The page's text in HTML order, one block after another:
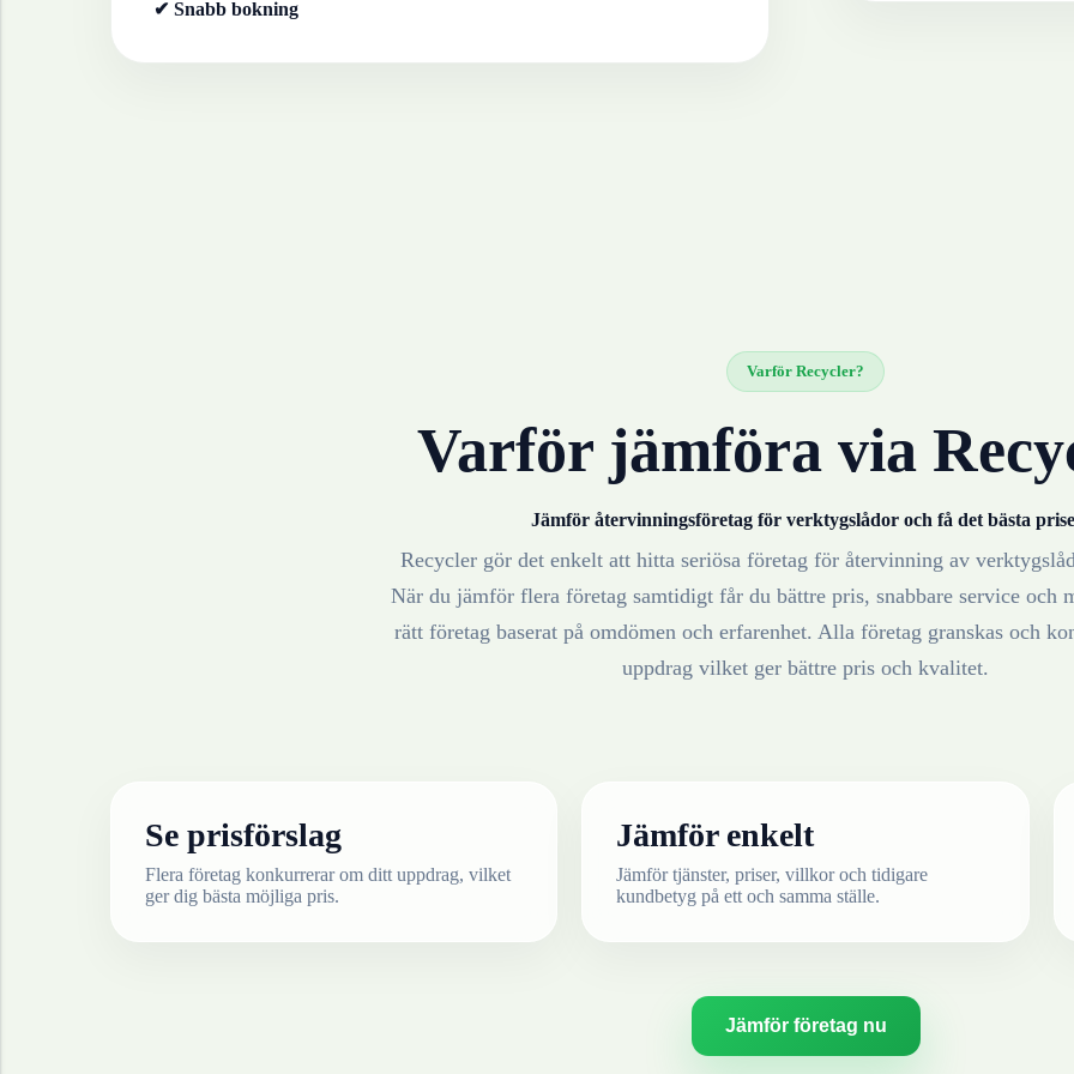
✔ Snabb bokning
Varför Recycler?
Varför jämföra via
Jämför återvinningsföretag för verktygslådoroch få det bästa
Recycler gör det enkelt att hitta seriösa företag för återvinning av
När du jämför flera företag samtidigt får du bättre pris, snabbare service och
rätt företag baserat på omdömen och erfarenhet. Alla företag granskas och
uppdrag vilket ger bättre pris och kvalitet.
Se prisförslag
Flera företag konkurrerar om ditt uppdrag, vilket
ger dig bästa möjliga pris.
Jämför enkelt
Jämför tjänster, priser, villkor och tidigare
kundbetyg på ett och samma ställe.
Jämför företag nu